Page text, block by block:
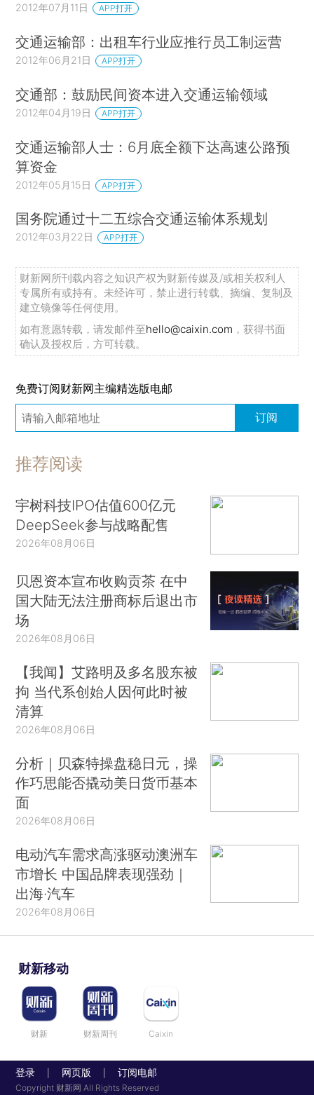
2012年07月11日 APP打开
交通运输部：出租车行业应推行员工制运营
2012年06月21日 APP打开
交通部：鼓励民间资本进入交通运输领域
2012年04月19日 APP打开
交通运输部人士：6月底全额下达高速公路预
算资金
2012年05月15日 APP打开
国务院通过十二五综合交通运输体系规划
2012年03月22日 APP打开
财新网所刊载内容之知识产权为财新传媒及/或相关权利人
专属所有或持有。未经许可，禁止进行转载、摘编、复制及
建立镜像等任何使用。
如有意愿转载，请发邮件至hello@caixin.com ，获得书面
确认及授权后，方可转载。
免费订阅财新网主编精选版电邮
订阅
推荐阅读
宇树科技IPO估值600亿元
DeepSeek参与战略配售
2026年08月06日
贝恩资本宣布收购贡茶 在中
国大陆无法注册商标后退出市
场
2026年08月06日
【我闻】艾路明及多名股东被
拘 当代系创始人因何此时被
清算
2026年08月06日
分析｜贝森特操盘稳日元，操
作巧思能否撬动美日货币基本
面
2026年08月06日
电动汽车需求高涨驱动澳洲车
市增长 中国品牌表现强劲｜
出海·汽车
2026年08月06日
财新移动
财新 财新周刊 Caixin
登录 网页版 订阅电邮
Copyright 财新网 All Rights Reserved